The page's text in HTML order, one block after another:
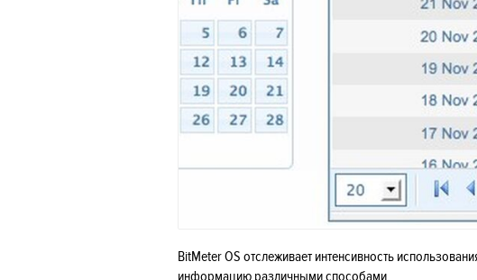
BitMeter OS отслеживает интенсивность